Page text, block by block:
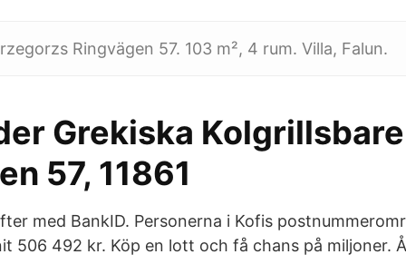
Ring­vägen 57. 103 m², 4 rum. Villa, Falun.
Grekiska
57, 11861
med BankID. Personerna i Kofis
506 492 kr. Köp en lott och få chans på miljoner.